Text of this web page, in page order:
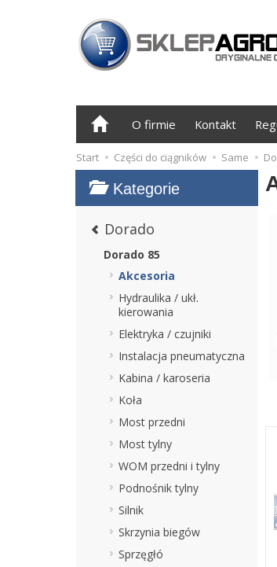
O firmie Kontakt
Start Części do ciągników Same
Kategorie
Dorado
Dorado 85
Akcesoria
Hydraulika / ukł.
kierowania
Elektryka / czujniki
Instalacja pneumatyczna
Kabina / karoseria
Koła
Most przedni
Most tylny
WOM przedni i tylny
Podnośnik tylny
Silnik
Skrzynia biegów
Sprzęgłó